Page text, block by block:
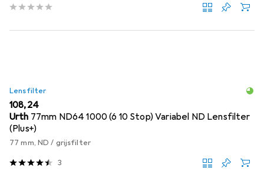
Lensfilter
EUR
108,24
Urth 77mm ND64 1000 (6 10 Stop) Variabel ND Lensfilter
(Plus+)
77 mm, ND / grijsfilter
3